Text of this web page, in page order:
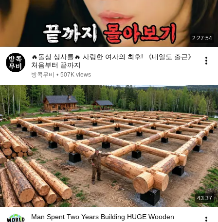
2:27:54
🔥돌싱 상사를🔥 사랑한 여자의 최후! 《내일도 출근》
처음부터 끝까지
방콕무비 • 507K views
43:37
Man Spent Two Years Building HUGE Wooden